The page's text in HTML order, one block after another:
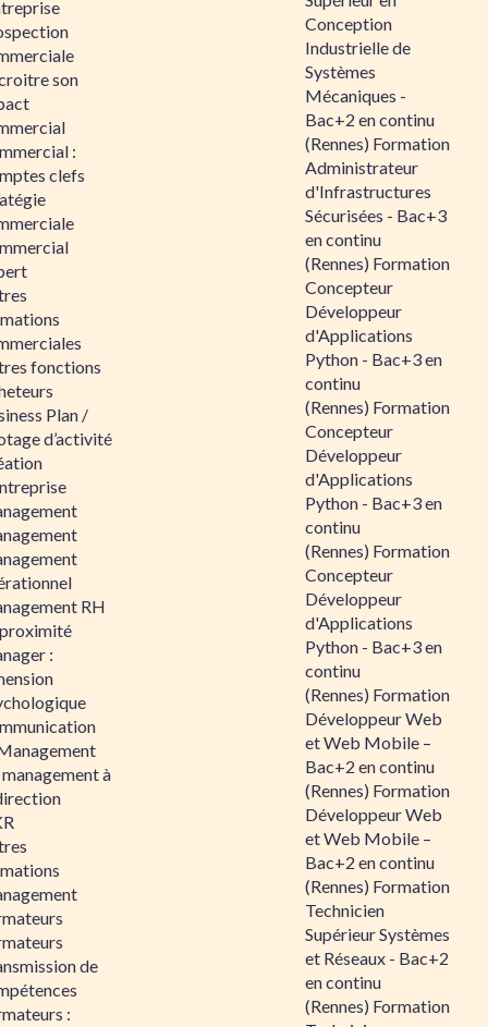
son
:
clefs
fonctions
Plan /
d’activité
RH
:
à
de
:
Conception
Industrielle de
Systèmes
Mécaniques -
Bac+2 en continu
(Rennes) Formation
Administrateur
d'Infrastructures
Sécurisées - Bac+3
en continu
(Rennes) Formation
Concepteur
Développeur
d'Applications
Python - Bac+3 en
continu
(Rennes) Formation
Concepteur
Développeur
d'Applications
Python - Bac+3 en
continu
(Rennes) Formation
Concepteur
Développeur
d'Applications
Python - Bac+3 en
continu
(Rennes) Formation
Développeur Web
et Web Mobile –
Bac+2 en continu
(Rennes) Formation
Développeur Web
et Web Mobile –
Bac+2 en continu
(Rennes) Formation
Technicien
Supérieur Systèmes
et Réseaux - Bac+2
en continu
(Rennes) Formation